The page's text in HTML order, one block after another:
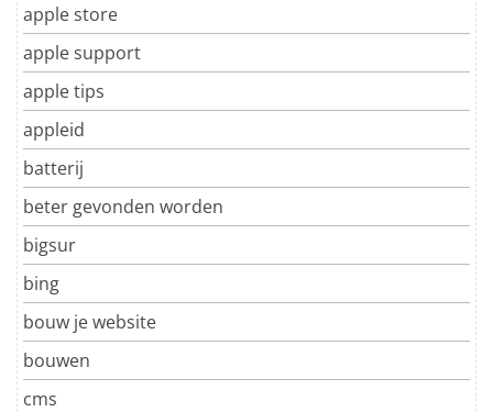
apple store
apple support
apple tips
appleid
batterij
beter gevonden worden
bigsur
bing
bouw je website
bouwen
cms